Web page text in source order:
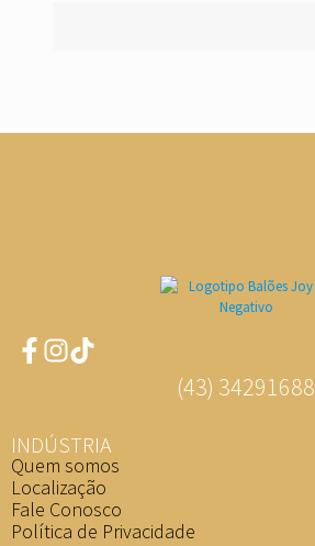
(43) 34291688
INDÚSTRIA
Quem somos
Localização
Fale Conosco
Política de Privacidade